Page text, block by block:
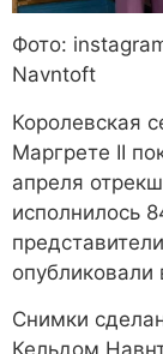
Фото:
Navntoft
Королевская
Маргрете II
апреля
исполнилось
опубликовали
Снимки